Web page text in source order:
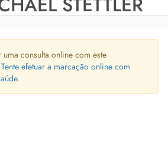
consulta online com este
Tente efetuar a marcação online com